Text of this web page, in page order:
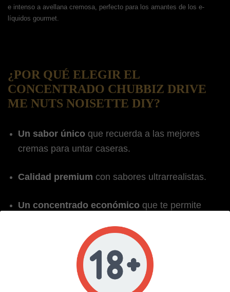
e intenso a avellana cremosa, perfecto para los amantes de los e-
líquidos gourmet.
¿POR QUÉ ELEGIR EL
CONCENTRADO CHUBBIZ DRIVE
ME NUTS NOISETTE DIY?
Un sabor únicoque recuerda a las mejores
cremas para untar caseras.
Calidad premium con sabores ultrarrealistas.
Un concentrado económicoque te permite